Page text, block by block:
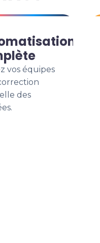
vos équipes
des